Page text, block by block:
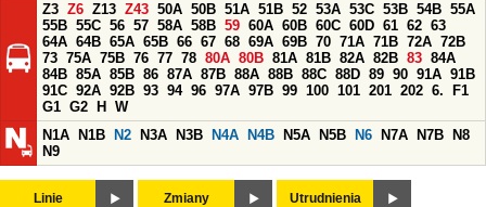
Z3 Z6 Z13 Z43 50A 50B 51A 51B 52 53A 53C 53B 54B 55A
55B 55C 56 57 58A 58B 59 60A 60B 60C 60D 61 62 63
64A 64B 65A 65B 66 67 68 69A 69B 70 71A 71B 72A 72B
73 75A 75B 76 77 78 80A 80B 81A 81B 82A 82B 83 84A
84B 85A 85B 86 87A 87B 88A 88B 88C 88D 89 90 91A 91B
91C 92A 92B 93 94 96 97A 97B 99 100 101 201 202 6.
F1
G1 G2 H
W
N1A
N1B N2 N3A N3B N4A N4B N5A N5B N6 N7A N7B
N8
N9
Linie Zmiany Utrudnienia